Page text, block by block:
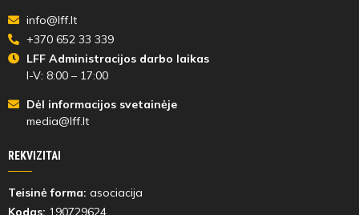
info@lff.lt
+370 652 33 339
LFF Administracijos darbo laikas
I-V: 8:00 – 17:00
Dėl informacijos svetainėje
media@lff.lt
REKVIZITAI
Teisinė forma: asociacija
Kodas: 190729624